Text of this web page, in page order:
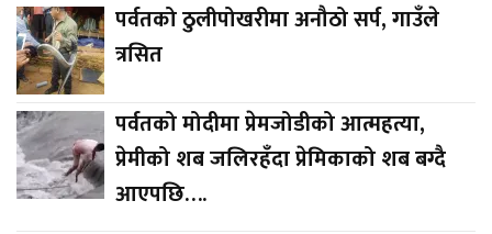
पर्वतको ठुलीपोखरीमा अनौठो सर्प, गाउँले
त्रसित
पर्वतको मोदीमा प्रेमजोडीको आत्महत्या,
प्रेमीको शब जलिरहँदा प्रेमिकाको शब बग्दै
आएपछि….